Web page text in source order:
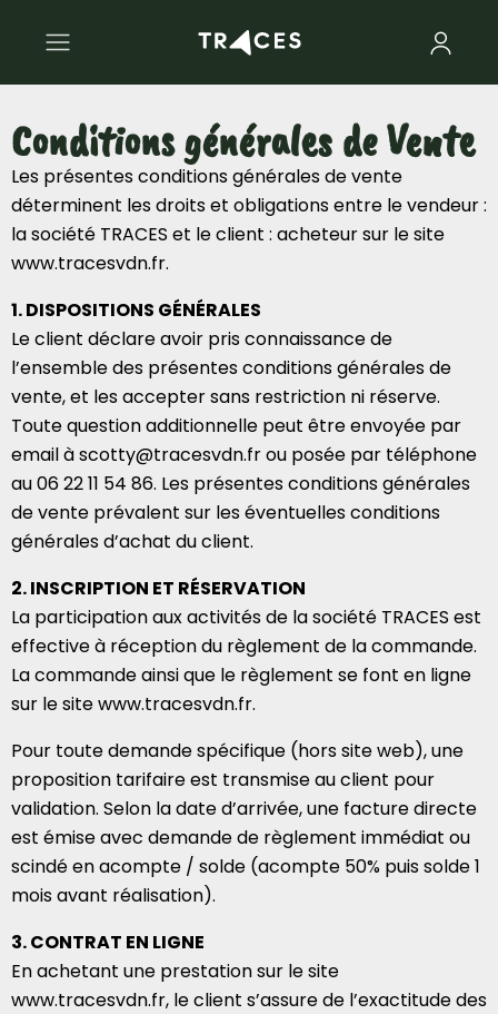
Conditions générales de Vente
Les présentes conditions générales de vente
déterminent les droits et obligations entre le vendeur :
la société TRACES et le client : acheteur sur le site
www.tracesvdn.fr.
1. DISPOSITIONS GÉNÉRALES
Le client déclare avoir pris connaissance de
l’ensemble des présentes conditions générales de
vente, et les accepter sans restriction ni réserve.
Toute question additionnelle peut être envoyée par
email à scotty@tracesvdn.fr ou posée par téléphone
au 06 22 11 54 86. Les présentes conditions générales
de vente prévalent sur les éventuelles conditions
générales d’achat du client.
2. INSCRIPTION ET RÉSERVATION
La participation aux activités de la société TRACES est
effective à réception du règlement de la commande.
La commande ainsi que le règlement se font en ligne
sur le site www.tracesvdn.fr.
Pour toute demande spécifique (hors site web), une
proposition tarifaire est transmise au client pour
validation. Selon la date d’arrivée, une facture directe
est émise avec demande de règlement immédiat ou
scindé en acompte / solde (acompte 50% puis solde 1
mois avant réalisation).
3. CONTRAT EN LIGNE
En achetant une prestation sur le site
www.tracesvdn.fr, le client s’assure de l’exactitude des